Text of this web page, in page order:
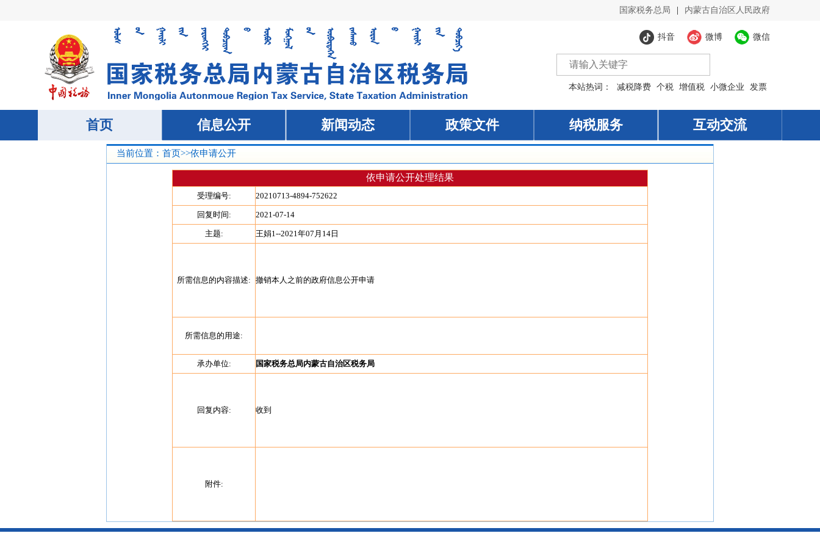
当前位置： 首页>>依申请公开
依申请公开处理结果
受理编号: 20210713-4894-752622
回复时间: 2021-07-14
主题: 王娟1--2021年07月14日
所需信息的内容描述: 撤销本人之前的政府信息公开申请
所需信息的用途:
承办单位: 国家税务总局内蒙古自治区税务局
回复内容: 收到
附件: